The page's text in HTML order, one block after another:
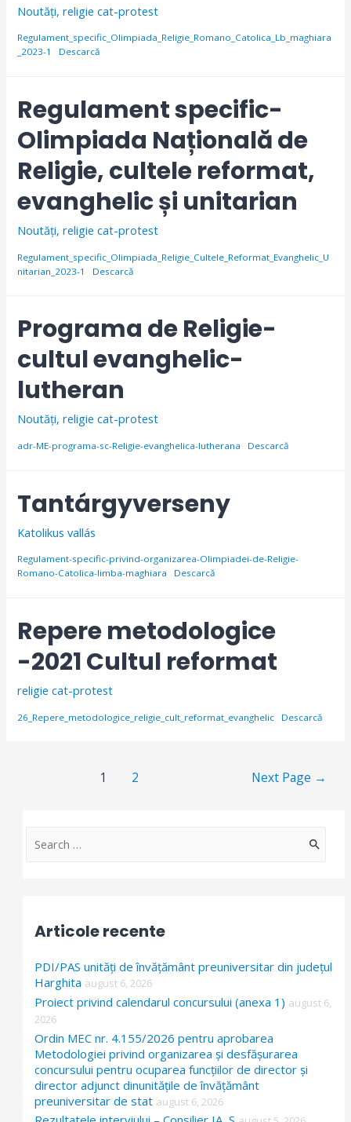
Noutăți,religie cat-protest
Regulament_specific_Olimpiada_Religie_Romano_Catolica_Lb_maghiara
_2023-1
Descarcă
Regulament specific-
Olimpiada Națională de
Religie, cultele reformat,
evanghelic și unitarian
Noutăți,religie cat-protest
Regulament_specific_Olimpiada_Religie_Cultele_Reformat_Evanghelic_U
nitarian_2023-1
Descarcă
Programa de Religie-
cultul evanghelic-
lutheran
Noutăți,religie cat-protest
adr-ME-programa-sc-Religie-evanghelica-lutherana Descarcă
Tantárgyverseny
Katolikus vallás
Regulament-specific-privind-organizarea-Olimpiadei-de-Religie-
Romano-Catolica-limba-maghiara
Descarcă
Repere metodologice
-2021 Cultul reformat
religie cat-protest
26_Repere_metodologice_religie_cult_reformat_evanghelic Descarcă
1 2 Next Page →
S
c
f
o
r
:
Articole recente
PDI/PAS unități de învățământ preuniversitar din județul
Harghita august 6, 2026
Proiect privind calendarul concursului (anexa 1) august 6,
2026
Ordin MEC nr. 4.155/2026 pentru aprobarea
Metodologiei privind organizarea și desfășurarea
concursului pentru ocuparea funcțiilor de director și
director adjunct dinunitățile de învățământ
preuniversitar de stat august 6, 2026